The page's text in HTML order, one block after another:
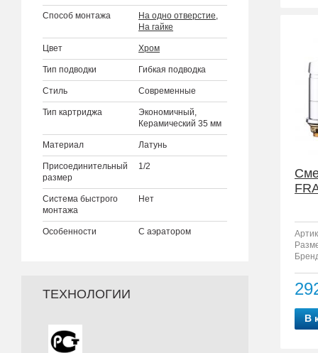
Способ монтажа На одно отверстие,
На гайке
Цвет Хром
Тип подводки Гибкая подводка
Стиль Современные
Тип картриджа
Экономичный,
Керамический 35 мм
Материал Латунь
Присоединительный
размер
1/2
Система быстрого
монтажа
Нет
Особенности С аэратором
ТЕХНОЛОГИИ
В